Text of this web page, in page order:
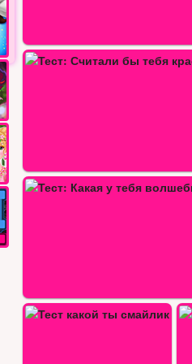
Тест кто
Тест какая девушка живет
ты питомец из дисней